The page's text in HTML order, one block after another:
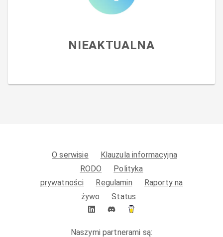
NIEAKTUALNA
O serwisie
Klauzula informacyjna
RODO
Polityka
prywatności
Regulamin
Raporty na
żywo
Status
Naszymi partnerami są: